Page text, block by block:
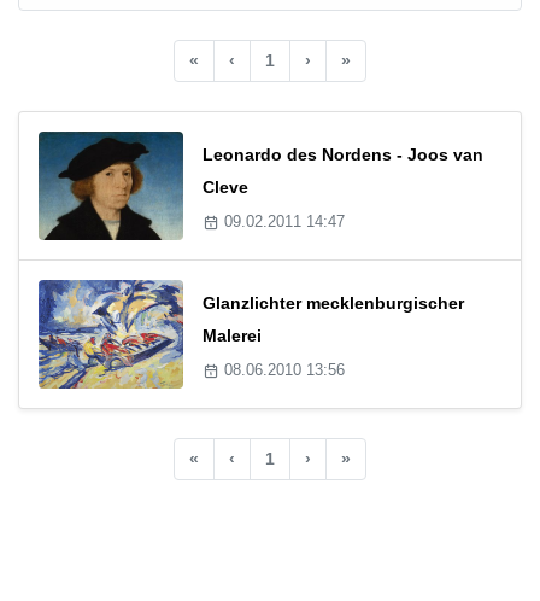
« ‹ 1 › »
Leonardo des Nordens - Joos van
Cleve
09.02.2011 14:47
Glanzlichter mecklenburgischer
Malerei
08.06.2010 13:56
« ‹ 1 › »